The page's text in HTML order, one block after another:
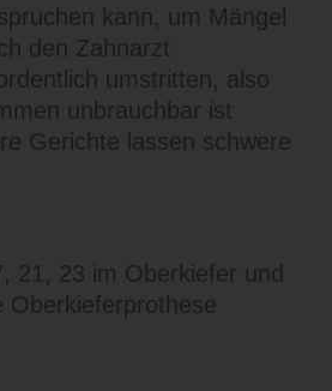
kann, um Mängel
den Zahnarzt
umstritten, also
unbrauchbar ist
Gerichte lassen schwere
21, 23 im Oberkiefer und
Oberkieferprothese